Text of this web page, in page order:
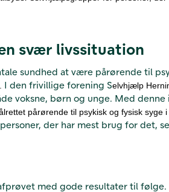
svær livssituation
sundhed at være pårørende til
I den frivillige forening Selvhjælp
voksne, børn og unge. Med
pårørende til psykisk og fysisk
der har mest brug for det,
med gode resultater til følge.